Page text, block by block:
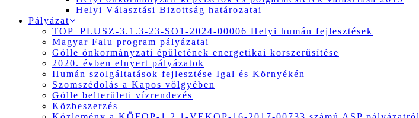
Helyi Választási Bizottság határozatai
Pályázat
TOP_PLUSZ-3.1.3-23-SO1-2024-00006 Helyi humán fejlesztések
Magyar Falu program pályázatai
Gölle önkormányzati épületének energetikai korszerűsítése
2020. évben elnyert pályázatok
Humán szolgáltatások fejlesztése Igal és Környékén
Szomszédolás a Kapos völgyében
Gölle belterületi vízrendezés
Közbeszerzés